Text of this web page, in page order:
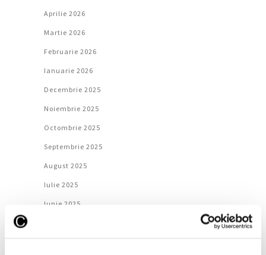
Aprilie 2026
Martie 2026
Februarie 2026
Ianuarie 2026
Decembrie 2025
Noiembrie 2025
Octombrie 2025
Septembrie 2025
August 2025
Iulie 2025
Iunie 2025